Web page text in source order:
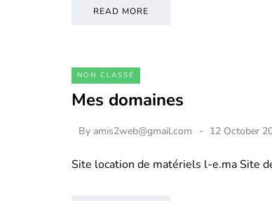
READ MORE
NON CLASSÉ
Mes domaines
By amis2web@gmail.com 12 October
Site location de matériels l-e.ma Site